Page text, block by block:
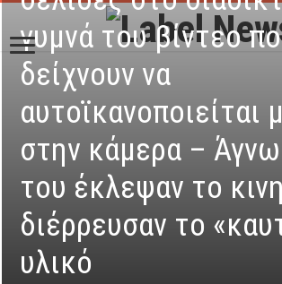
γυμνά του βίντεο
δείχνουν να
αυτοϊκανοποιείται
στην κάμερα –
του έκλεψαν το
διέρρευσαν το
υλικό